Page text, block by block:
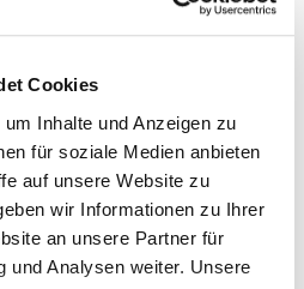
Cookies
Inhalte und Anzeigen zu
für soziale Medien anbieten
auf unsere Website zu
wir Informationen zu Ihrer
an unsere Partner für
und Analysen weiter. Unsere
und Landwirte:
bis zu 33 Festmeter, je
von ca. 40 km rund
auch weiter.
Bandsägewerk-Technik